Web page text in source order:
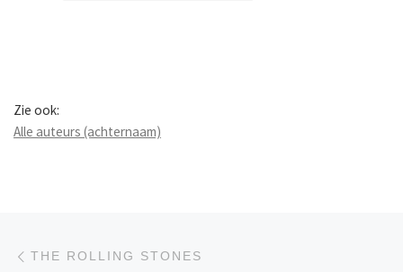
Zie ook:
Alle auteurs (achternaam)
Berichtnavigatie
THE ROLLING STONES